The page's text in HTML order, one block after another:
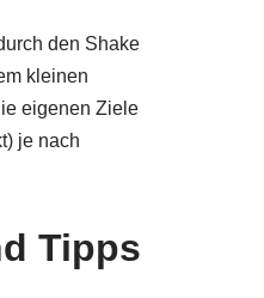
den Shake
kleinen
eigenen Ziele
je nach
Tipps